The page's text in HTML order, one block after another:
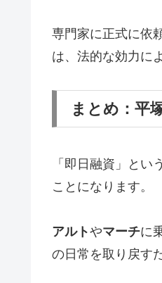
専門家に正式に依
は、法的な効力に
まとめ：平
「即日融資」と
ことになります。
アルトやマーチに
の日常を取り戻す